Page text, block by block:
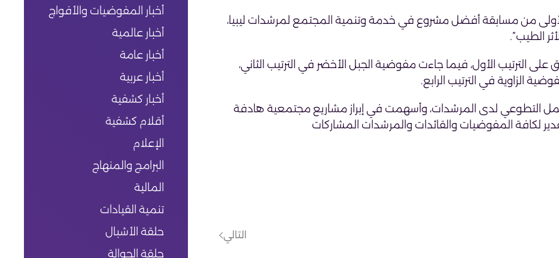
من مسابقة أفضل مشروع في خدمة وتنمية المجتمع لمرشدات ليبيا،
الطيب”.
الترتيب الأول، فيما جاءت مفوضية الجبل الأخضر في الترتيب الثاني،
الزاوية في الترتيب الرابع.
التطوعي لدى المرشدات، وأسهمت في إبراز مشاريع مجتمعية هادفة
لكافة المفوضيات والقائدات والمرشدات المشاركات
التالي
أخبار المفوضيات والأفواج
أخبار عالمية
أخبار عامة
أخبار عربية
أخبار كشفية
أقلام كشفية
الإعلام
البرامج والمنهاج
المالية
تنمية القيادات
حلقة الأشبال
حلقة الجوالة